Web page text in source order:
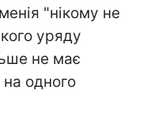
"нікому не
уряду
не має
одного